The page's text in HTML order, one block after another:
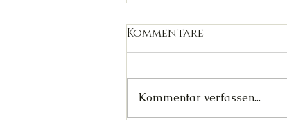
Kommentare
Kommentar verfassen...